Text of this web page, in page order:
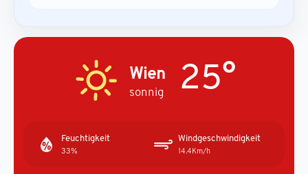
Wien
sonnig 25°
Feuchtigkeit
33%
Windgeschwindigkeit
14.4Km/h